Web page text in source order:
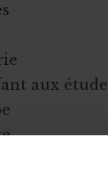
aux